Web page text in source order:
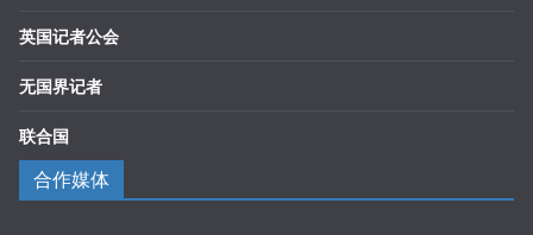
英国记者公会
无国界记者
联合国
合作媒体